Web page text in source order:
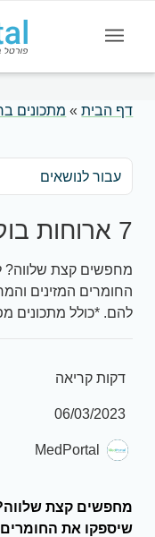
דף הבית» מתכונים
עבור לנושאים
7 ארוחות בוקר שמנצחות לחץ
מחפשים קצת שלווה?
החומרים המזינים
להם. *כולל מתכונים
דקות קריאה
06/03/2023
MedPortal
מחפשים קצת
שיספקו את החומרים